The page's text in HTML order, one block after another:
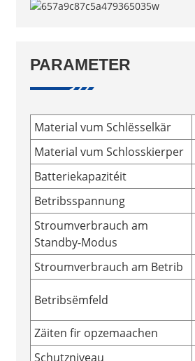
PARAMETER
Material vum Schlësselkär
Material vum Schlosskierper
Batteriekapazitéit
Betribsspannung
Stroumverbrauch am
Standby-Modus
Stroumverbrauch am Betrib
Betribsëmfeld
Zäiten fir opzemaachen
Schutzniveau